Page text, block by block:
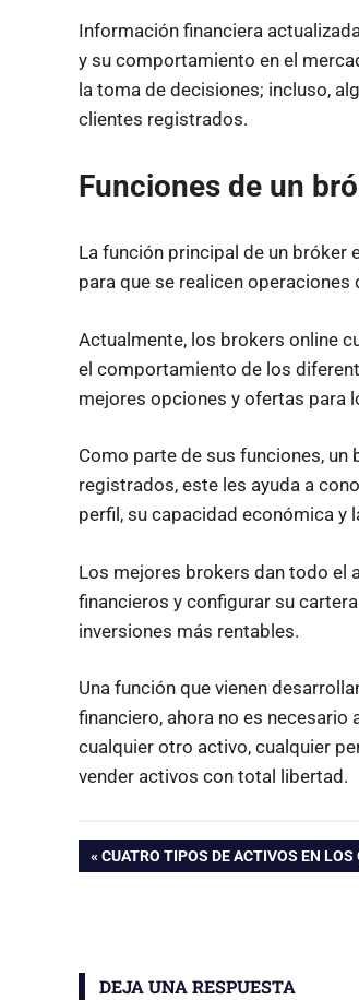
Información financiera
y su comportamiento en el
la toma de decisiones; incluso,
clientes registrados.
Funciones de un
La función principal de un bróker
para que se realicen
Actualmente, los brokers online
el comportamiento de los
mejores opciones y ofertas para
Como parte de sus funciones, un
registrados, este les ayuda a
perfil, su capacidad económica y
Los mejores brokers dan todo el
financieros y configurar su
inversiones más rentables.
Una función que vienen
financiero, ahora no es necesario
cualquier otro activo, cualquier
vender activos con total libertad.
Navegación
ENTRADA
CUATRO TIPOS DE ACTIVOS EN
DEJA UNA RESPUESTA